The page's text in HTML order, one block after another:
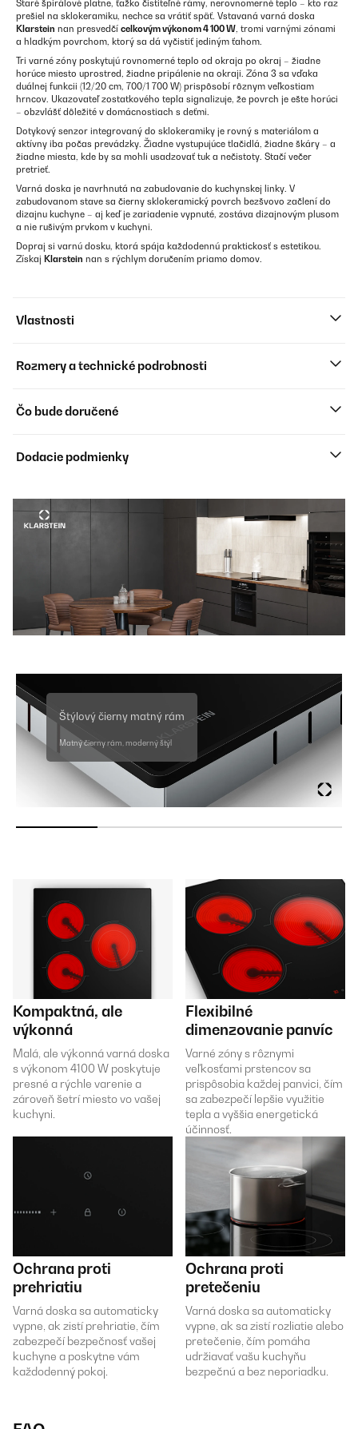
Staré špirálové platne, ťažko čistiteľné rámy, nerovnomerné teplo – kto raz
prešiel na sklokeramiku, nechce sa vrátiť späť. Vstavaná varná doska
Klarstein nan presvedčí celkovým výkonom 4 100 W, tromi varnými zónami
a hladkým povrchom, ktorý sa dá vyčistiť jediným ťahom.
Tri varné zóny poskytujú rovnomerné teplo od okraja po okraj – žiadne
horúce miesto uprostred, žiadne pripálenie na okraji. Zóna 3 sa vďaka
duálnej funkcii (12/20 cm, 700/1 700 W) prispôsobí rôznym veľkostiam
hrncov. Ukazovateľ zostatkového tepla signalizuje, že povrch je ešte horúci
– obzvlášť dôležité v domácnostiach s deťmi.
Dotykový senzor integrovaný do sklokeramiky je rovný s materiálom a
aktívny iba počas prevádzky. Žiadne vystupujúce tlačidlá, žiadne škáry – a
žiadne miesta, kde by sa mohli usadzovať tuk a nečistoty. Stačí večer
pretrieť.
Varná doska je navrhnutá na zabudovanie do kuchynskej linky. V
zabudovanom stave sa čierny sklokeramický povrch bezšvovo začlení do
dizajnu kuchyne – aj keď je zariadenie vypnuté, zostáva dizajnovým plusom
a nie rušivým prvkom v kuchyni.
Dopraj si varnú dosku, ktorá spája každodennú praktickosť s estetikou.
Získaj Klarstein nan s rýchlym doručením priamo domov.
Vlastnosti
Rozmery a technické podrobnosti
Čo bude doručené
Dodacie podmienky
Štýlový čierny matný rám
Matný čierny rám, moderný štýl
Kompaktná, ale
výkonná
Malá, ale výkonná varná doska
s výkonom 4100 W poskytuje
presné a rýchle varenie a
zároveň šetrí miesto vo vašej
kuchyni.
Flexibilné
dimenzovanie panvíc
Varné zóny s rôznymi
veľkosťami prstencov sa
prispôsobia každej panvici, čím
sa zabezpečí lepšie využitie
tepla a vyššia energetická
účinnosť.
Ochrana proti
prehriatiu
Varná doska sa automaticky
vypne, ak zistí prehriatie, čím
zabezpečí bezpečnosť vašej
kuchyne a poskytne vám
každodenný pokoj.
Ochrana proti
pretečeniu
Varná doska sa automaticky
vypne, ak sa zistí rozliatie alebo
pretečenie, čím pomáha
udržiavať vašu kuchyňu
bezpečnú a bez neporiadku.